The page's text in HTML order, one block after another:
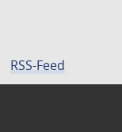
RSS-Feed